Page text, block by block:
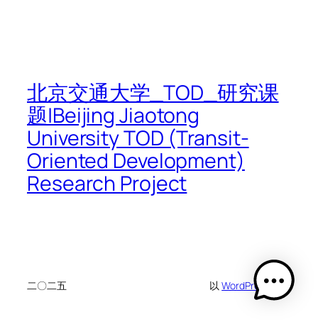
北京交通大学_TOD_研究课
题|Beijing Jiaotong
University TOD (Transit-
Oriented Development)
Research Project
二〇二五 以WordPress设计